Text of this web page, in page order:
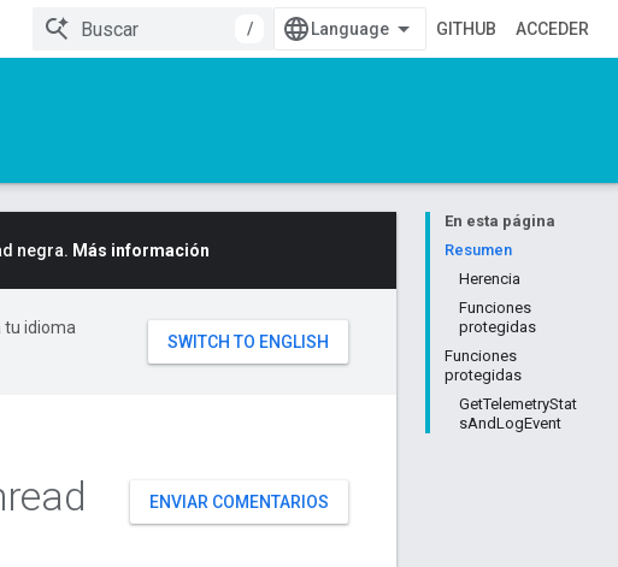
/
GITHUB ACCEDER
En esta página
Resumen
Herencia
Funciones
protegidas
Funciones
protegidas
GetTelemetryStat
sAndLogEvent
negra. Más información
tu idioma
ENVIAR COMENTARIOS